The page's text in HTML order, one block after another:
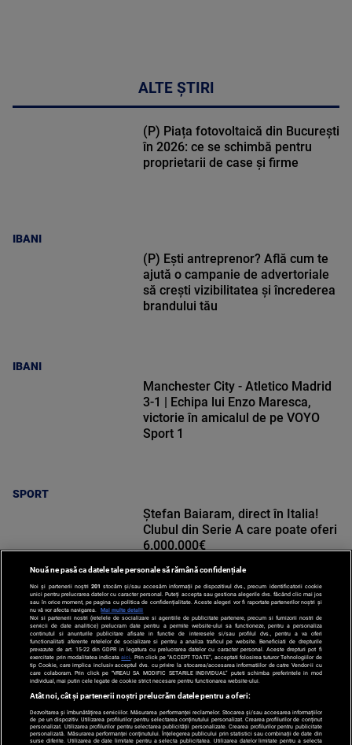
ALTE ȘTIRI
IBANI
(P) Piața fotovoltaică din București
în 2026: ce se schimbă pentru
proprietarii de case și firme
IBANI
(P) Ești antreprenor? Află cum te
ajută o campanie de advertoriale
să crești vizibilitatea și încrederea
brandului tău
SPORT
Manchester City - Atletico Madrid
3-1 | Echipa lui Enzo Maresca,
victorie în amicalul de pe VOYO
Sport 1
SPORT
Ștefan Baiaram, direct în Italia!
Clubul din Serie A care poate oferi
6.000.000€
Nouă ne pasă ca datele tale personale să rămână confidențiale
Noi și partenerii noștri 201 stocăm și/sau accesăm informații pe dispozitivul dvs., precum identificatorii cookie
unici pentru prelucrarea datelor cu caracter personal. Puteți accepta sau gestiona alegerile dvs. făcând clic mai jos
sau în orice moment, pe pagina cu politica de confidențialitate. Aceste alegeri vor fi raportate partenerilor noștri și
nu vă vor afecta navigarea.
Mai multe detalii
Noi si partenerii nostri (retelele de socializare si agentiile de publicitate partenere, precum si furnizorii nostri de
servicii de date analitice) prelucram date pentru a permite website-ului sa functioneze, pentru a personaliza
continutul si anunturile publicitare afisate in functie de interesele si/sau profilul dvs., pentru a va oferi
functionalitati aferente retelelor de socializare si pentru a analiza traficul pe website. Beneficiati de drepturile
prevazute de art. 15-22 din GDPR in legatura cu prelucrarea datelor cu caracter personal. Aceste drepturi pot fi
exercitate prin modalitatea indicataaici . Prin click pe “ACCEPT TOATE”, acceptati folosirea tuturor Tehnologiilor de
tip Cookie, care implica inclusiv acceptul dvs. cu privire la stocarea/accesarea informatiilor de catre Vendor-ii cu
care colaboram. Prin click pe “VREAU SA MODIFIC SETARILE INDIVIDUAL” puteti schimba preferintele in mod
individual, mai putin cele legate de cookie strict necesare pentru functionarea website-ului.
Atât noi, cât și partenerii noștri prelucrăm datele pentru a oferi:
Dezvoltarea și îmbunătățirea serviciilor. Măsurarea performanței reclamelor. Stocarea și/sau accesarea informațiilor
de pe un dispozitiv. Utilizarea profilurilor pentru selectarea conținutului personalizat. Crearea profilurilor de conținut
personalizat. Utilizarea profilurilor pentru selectarea publicității personalizate. Crearea profilurilor pentru publicitate
personalizată. Măsurarea performanței conținutului. Înțelegerea publicului prin statistici sau combinații de date din
surse diferite. Utilizarea de date limitate pentru a selecta publicitatea. Utilizarea datelor limitate pentru a selecta